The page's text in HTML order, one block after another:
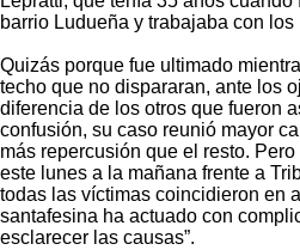
barrio Ludueña y trabajaba con los
Quizás porque fue ultimado
techo que no dispararan, ante los
diferencia de los otros que fueron
confusión, su caso reunió mayor
más repercusión que el resto.
este lunes a la mañana frente a
todas las víctimas coincidieron en
santafesina ha actuado con
esclarecer las causas”.